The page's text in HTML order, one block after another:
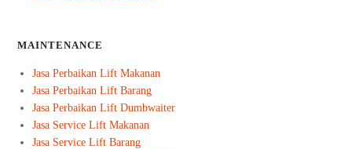
MAINTENANCE
Jasa Perbaikan Lift Makanan
Jasa Perbaikan Lift Barang
Jasa Perbaikan Lift Dumbwaiter
Jasa Service Lift Makanan
Jasa Service Lift Barang